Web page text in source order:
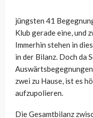
jüngsten 41
Klub gerade eine, und
Immerhin stehen in
in der Bilanz. Doch da
zwei zu Hause, ist es
aufzupolieren.
Die Gesamtbilanz